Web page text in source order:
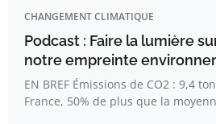
CHANGEMENT CLIMATIQUE
Podcast : Faire la lumière
notre empreinte
EN BREF Émissions de CO2 : 9,4
France, 50% de plus que la